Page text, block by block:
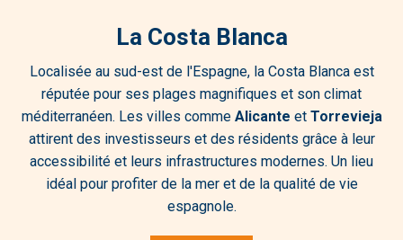
La Costa Blanca
Localisée au sud-est de l'Espagne, la Costa Blanca est
réputée pour ses plages magnifiques et son climat
méditerranéen. Les villes comme Alicante et Torrevieja
attirent des investisseurs et des résidents grâce à leur
accessibilité et leurs infrastructures modernes. Un lieu
idéal pour profiter de la mer et de la qualité de vie
espagnole.